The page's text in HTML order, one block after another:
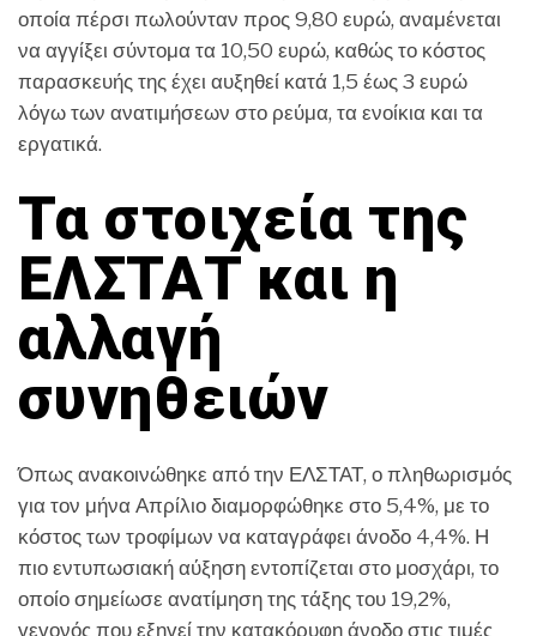
οποία πέρσι πωλούνταν προς 9,80 ευρώ, αναμένεται
να αγγίξει σύντομα τα 10,50 ευρώ, καθώς το κόστος
παρασκευής της έχει αυξηθεί κατά 1,5 έως 3 ευρώ
λόγω των ανατιμήσεων στο ρεύμα, τα ενοίκια και τα
εργατικά.
Τα στοιχεία της
ΕΛΣΤΑΤ και η
αλλαγή
συνηθειών
Όπως ανακοινώθηκε από την ΕΛΣΤΑΤ, ο πληθωρισμός
για τον μήνα Απρίλιο διαμορφώθηκε στο 5,4%, με το
κόστος των τροφίμων να καταγράφει άνοδο 4,4%. Η
πιο εντυπωσιακή αύξηση εντοπίζεται στο μοσχάρι, το
οποίο σημείωσε ανατίμηση της τάξης του 19,2%,
γεγονός που εξηγεί την κατακόρυφη άνοδο στις τιμές